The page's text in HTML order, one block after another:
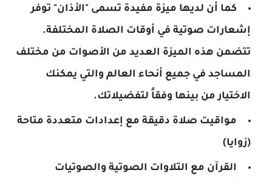
كما أن لديها ميزة مفيدة تسمى "الأذان" توفر
إشعارات صوتية في أوقات الصلاة المختلفة.
تتضمن هذه الميزة العديد من الأصوات من مختلف
المساجد في جميع أنحاء العالم والتي يمكنك
الاختيار من بينها وفقاً لتفضيلاتك.
مواقيت صلاة دقيقة مع إعدادات متعددة متاحة
(زوايا)
القرآن مع التلاوات الصوتية والصوتيات